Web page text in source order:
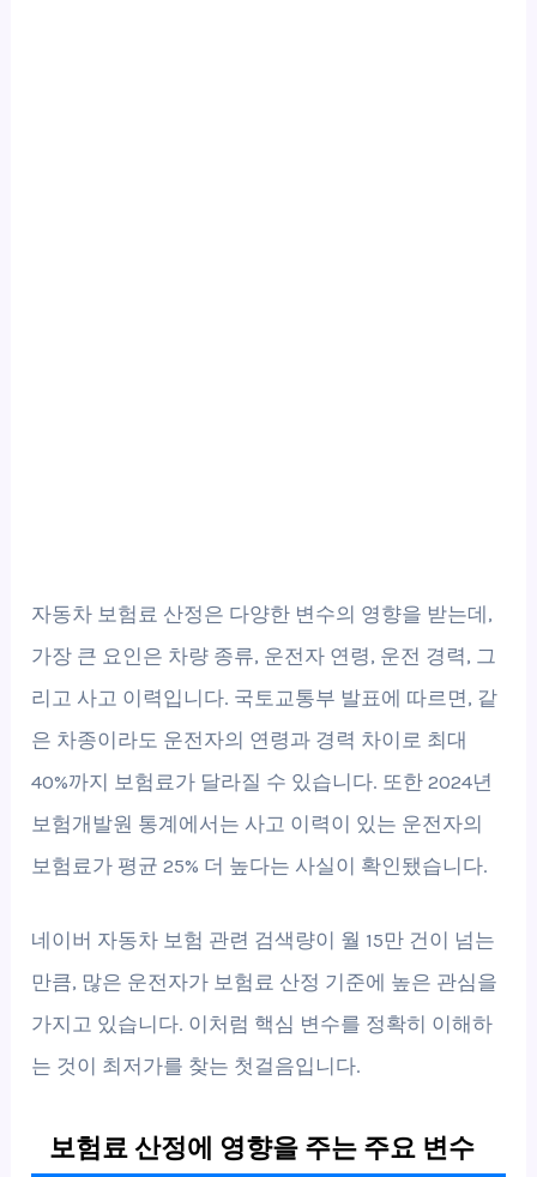
자동차 보험료 산정은 다양한 변수의 영향을 받는데,
가장 큰 요인은 차량 종류, 운전자 연령, 운전 경력, 그
리고 사고 이력입니다. 국토교통부 발표에 따르면, 같
은 차종이라도 운전자의 연령과 경력 차이로 최대
40%까지 보험료가 달라질 수 있습니다. 또한 2024년
보험개발원 통계에서는 사고 이력이 있는 운전자의
보험료가 평균 25% 더 높다는 사실이 확인됐습니다.
네이버 자동차 보험 관련 검색량이 월 15만 건이 넘는
만큼, 많은 운전자가 보험료 산정 기준에 높은 관심을
가지고 있습니다. 이처럼 핵심 변수를 정확히 이해하
는 것이 최저가를 찾는 첫걸음입니다.
보험료 산정에 영향을 주는 주요 변수